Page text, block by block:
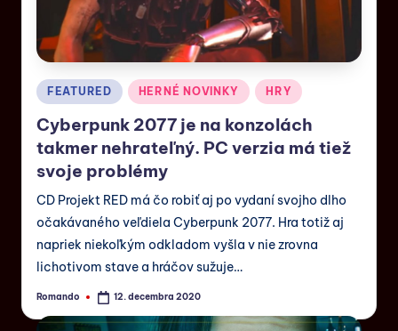
FEATURED HERNÉ NOVINKY HRY
Cyberpunk 2077 je na konzolách
takmer nehrateľný. PC verzia má tiež
svoje problémy
CD Projekt RED má čo robiť aj po vydaní svojho dlho
očakávaného veľdiela Cyberpunk 2077. Hra totiž aj
napriek niekoľkým odkladom vyšla v nie zrovna
lichotivom stave a hráčov sužuje…
Romando 12. decembra 2020